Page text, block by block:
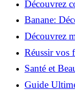
Découvrez
Techniques
Banane:
beauté!
Découvrez
vertus du
Réussir vos
astuces
Santé et
Bien-être
Guide